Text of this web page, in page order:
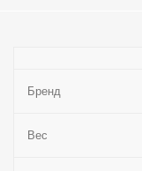
Бренд
Вес